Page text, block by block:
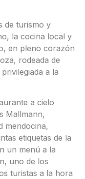
de turismo y
la cocina local y
en pleno corazón
rodeada de
a la
a cielo
Mallmann,
mendocina,
etiquetas de la
un menú a la
uno de los
turistas a la hora